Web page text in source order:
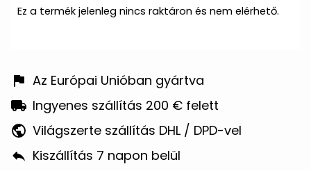
Ez a termék jelenleg nincs raktáron és nem elérhető.
Az Európai Unióban gyártva
Ingyenes szállítás 200 € felett
Világszerte szállítás DHL / DPD-vel
Kiszállítás 7 napon belül